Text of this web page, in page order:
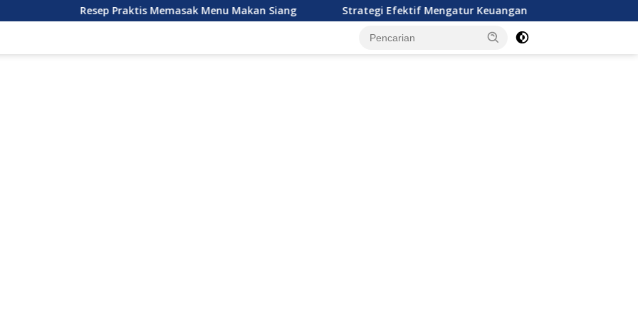
Resep Praktis Memasak Menu Makan Siang Strategi Efektif Mengatur Keuangan Keluarga Muda